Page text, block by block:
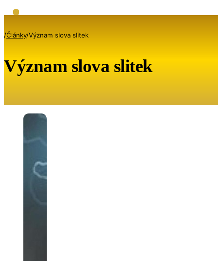
/Články/Význam slova slitek
Význam slova slitek